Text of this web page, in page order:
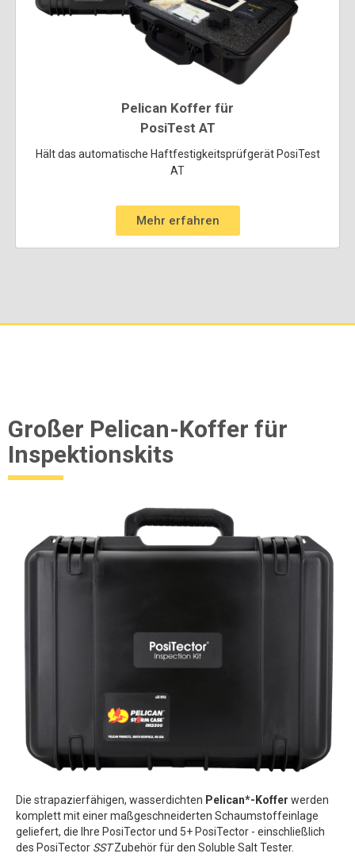
Pelican Koffer für
PosiTest AT
Hält das automatische Haftfestigkeitsprüfgerät PosiTest
AT
Mehr erfahren
Großer Pelican-Koffer für
Inspektionskits
Die strapazierfähigen, wasserdichten Pelican*-Koffer werden
komplett mit einer maßgeschneiderten Schaumstoffeinlage
geliefert, die Ihre PosiTector und 5+ PosiTector - einschließlich
des PosiTector SSTZubehör für den Soluble Salt Tester.